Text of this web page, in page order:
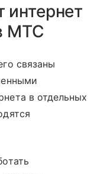
интернет
МТС
связаны
в отдельных